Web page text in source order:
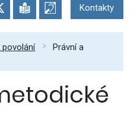
Kontakty
povolání
Právní a